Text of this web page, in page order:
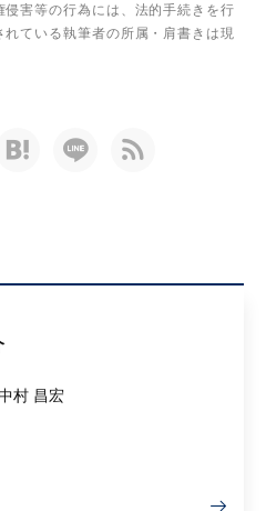
害等の行為には、法的手続きを行
ている執筆者の所属・肩書きは現
村 昌宏